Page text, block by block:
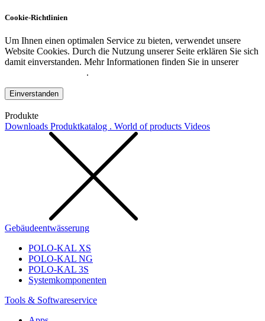
Cookie-Richtlinien
Um Ihnen einen optimalen Service zu bieten, verwendet unsere
Website Cookies. Durch die Nutzung unserer Seite erklären Sie sich
damit einverstanden. Mehr Informationen finden Sie in unserer
.
Einverstanden
Produkte
Downloads Produktkatalog . World of products Videos
Gebäudeentwässerung
POLO-KAL XS
POLO-KAL NG
POLO-KAL 3S
Systemkomponenten
Tools & Softwareservice